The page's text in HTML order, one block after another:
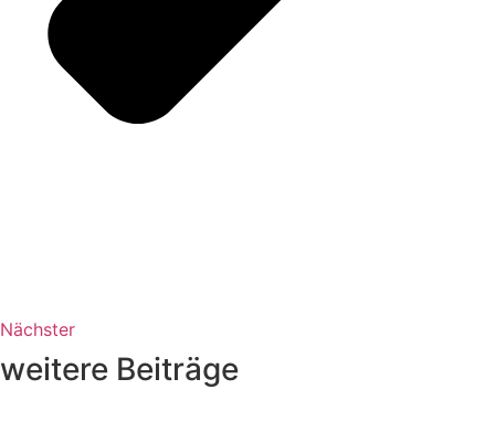
Nächster
weitere Beiträge